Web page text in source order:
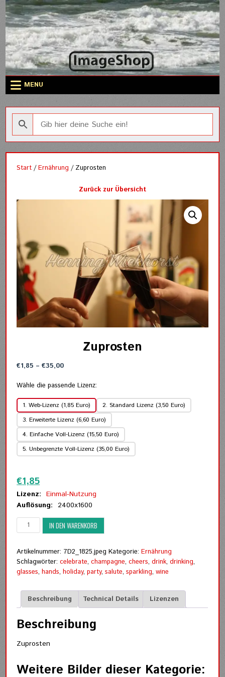
Skip
to
content
MENU
Start /Ernährung / Zuprosten
Zurück zur Übersicht
Zuprosten
€1,85 –€35,00Preisspanne:
bis
€35,00
Wähle die passende Lizenz:
1. Web-Lizenz (1,85 Euro)
2. Standard Lizenz (3,50 Euro)
3. Erweiterte Lizenz (6,60 Euro)
4. Einfache Voll-Lizenz (15,50 Euro)
5. Unbegrenzte Voll-Lizenz (35,00 Euro)
€1,85
Lizenz: Einmal-Nutzung
Auflösung: 2400x1600
Zuprosten
Menge
IN DEN WARENKORB
Artikelnummer: 7D2_1825.jpeg Kategorie:Ernährung
Schlagwörter:celebrate,champagne,cheers,drink,drinking,
glasses,hands,holiday,party,salute,sparkling,wine
Beschreibung Technical Details Lizenzen
Beschreibung
Zuprosten
Weitere Bilder dieser Kategorie: